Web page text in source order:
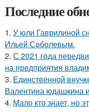
Последние
1. У юли Гаврилиной
Ильей Соболевым.
2. С 2021 года
на предприятия
3. Единственной
Валентина юдашкина
4. Мало кто знает, но